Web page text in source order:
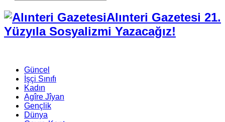
Alınteri Gazetesi 21.
Yüzyıla Sosyalizmi Yazacağız!
Güncel
İşçi Sınıfı
Kadın
Agîre Jîyan
Gençlik
Dünya